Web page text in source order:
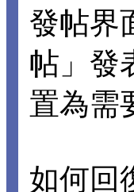
發帖界
帖」發
置為需
如何回